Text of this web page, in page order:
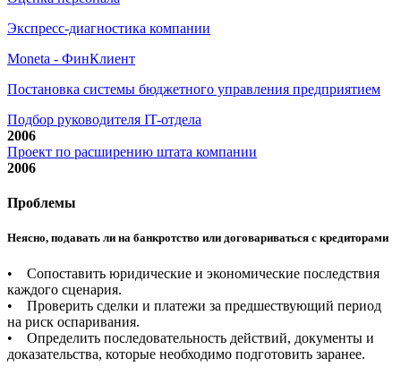
Экспресс-диагностика компании
Moneta - ФинКлиент
Постановка системы бюджетного управления предприятием
Подбор руководителя IT-отдела
2006
Проект по расширению штата компании
2006
Проблемы
Неясно, подавать ли на банкротство или договариваться с кредиторами
• Сопоставить юридические и экономические последствия
каждого сценария.
• Проверить сделки и платежи за предшествующий период
на риск оспаривания.
• Определить последовательность действий, документы и
доказательства, которые необходимо подготовить заранее.